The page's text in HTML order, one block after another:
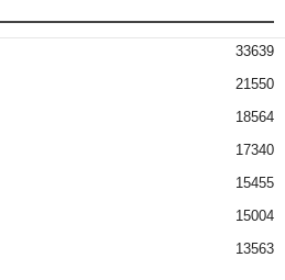
33639
21550
18564
17340
15455
15004
13563